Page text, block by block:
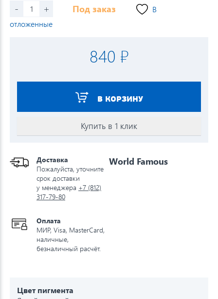
- + Под заказ
В
отложенные
840 ₽
В КОРЗИНУ
Купить в 1 клик
Доставка
Пожалуйста, уточните
срок доставки
у менеджера +7 (812)
317-79-80
Оплата
МИР, Visa, MasterCard,
наличные,
безналичный расчёт.
World Famous
Цвет пигмента